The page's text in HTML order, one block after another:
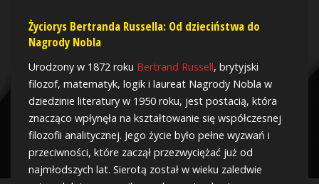
Życiorys Bertranda Russella: Od dzieciństwa do
Nagrody Nobla
Urodzony w 1872 roku Bertrand Russell, brytyjski
filozof, matematyk, logik i laureat Nagrody Nobla w
dziedzinie literatury w 1950 roku, jest postacią, która
znacząco wpłynęła na kształtowanie się współczesnej
filozofii analitycznej. Jego życie było pełne wyzwań i
przeciwności, które zaczął przezwyciężać już od
najmłodszych lat. Sierotą został w wieku zaledwie